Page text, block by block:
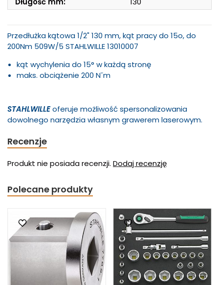
Przedłużka kątowa 1/2" 130 mm, kąt pracy do 15o, do
200Nm 509W/5 STAHLWILLE 13010007
kąt wychylenia do 15° w każdą stronę
maks. obciążenie 200 Nˇm
STAHLWILLEoferuje możliwość spersonalizowania
dowolnego narzędzia własnym grawerem laserowym.
Recenzje
Produkt nie posiada recenzji. Dodaj recenzję
Polecane produkty